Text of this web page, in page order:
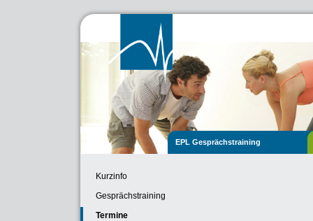
EPL Gesprächstraining
Kurzinfo
Gesprächstraining
Termine